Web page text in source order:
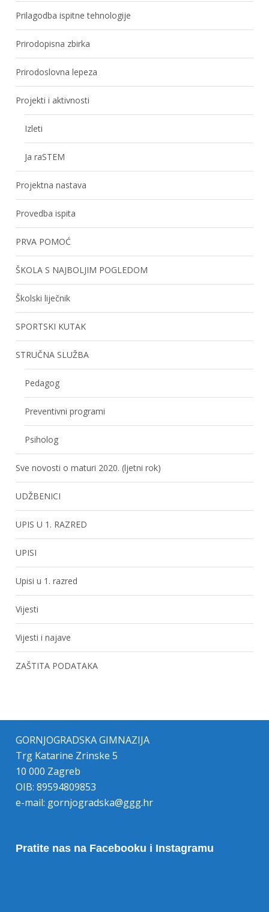
Prilagodba ispitne tehnologije
Prirodopisna zbirka
Prirodoslovna lepeza
Projekti i aktivnosti
Izleti
Ja raSTEM
Projektna nastava
Provedba ispita
PRVA POMOĆ
ŠKOLA S NAJBOLJIM POGLEDOM
Školski liječnik
SPORTSKI KUTAK
STRUČNA SLUŽBA
Pedagog
Preventivni programi
Psiholog
Sve novosti o maturi 2020. (ljetni rok)
UDŽBENICI
UPIS U 1. RAZRED
UPISI
Upisi u 1. razred
Vijesti
Vijesti i najave
ZAŠTITA PODATAKA
GORNJOGRADSKA GIMNAZIJA
Trg Katarine Zrinske 5
10 000 Zagreb
OIB: 89594809853
e-mail: gornjogradska@ggg.hr
Pratite nas na Facebooku i Instagramu